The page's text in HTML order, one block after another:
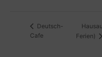
Deutsch-
Cafe
Ferien)